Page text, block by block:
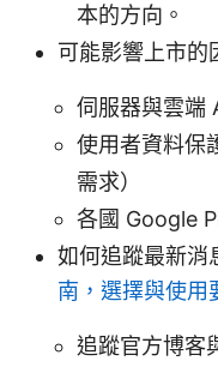
本的方向。
可能影響上市的
伺服器與雲端
使用者資料保
需求）
各國 Google
如何追蹤最新消
南，選擇與使用
追蹤官方博客